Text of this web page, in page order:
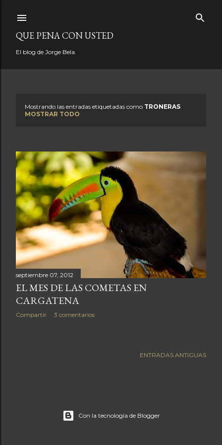
QUE PENA CON USTED
El blog de Jorge Bela.
t
r
a
d
a
s
Mostrando las entradas etiquetadas como TRONERAS
MOSTRAR TODO
septiembre 07, 2012
EL MES DE LAS COMETAS EN
CARGATENA
Compartir 3 comentarios
ENTRADAS ANTIGUAS
Con la tecnología de Blogger